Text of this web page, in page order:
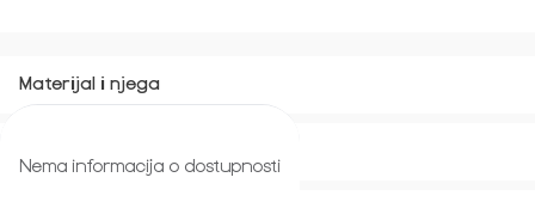
Nema informacija o dostupnosti
Materijal i njega